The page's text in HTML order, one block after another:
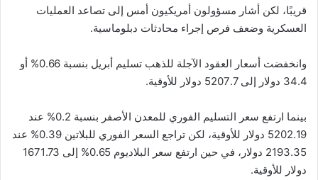
قريبًا، لكن أشار مسؤولون أمريكيون أمس إلى تصاعد العمليات
العسكرية وضعف فرص إجراء محادثات دبلوماسية.
وانخفضت أسعار العقود الآجلة للذهب تسليم أبريل بنسبة 0.66% أو
34.4 دولار إلى 5207.7 دولار للأوقية.
بينما ارتفع سعر التسليم الفوري للمعدن الأصفر بنسبة 0.2% عند
5202.19 دولار للأوقية، لكن تراجع السعر الفوري للبلاتين 0.39% عند
2193.35 دولار، في حين ارتفع سعر البلاديوم 0.65% إلى 1671.73
دولار للأوقية.